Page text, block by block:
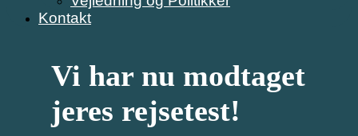
Kontakt
Vi har nu modtaget
jeres rejsetest!